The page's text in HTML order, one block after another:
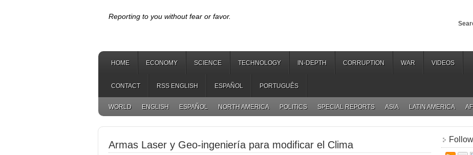
Reporting to you without fear or favor.
HOME ECONOMY SCIENCE TECHNOLOGY IN-DEPTH CORRUPTION WAR VIDEOS
CONTACT RSS ENGLISH ESPAÑOL PORTUGUÊS
WORLD ENGLISH ESPAÑOL NORTH AMERICA POLITICS SPECIAL REPORTS ASIA LATIN AMERICA
Armas Laser y Geo-ingeniería para modificar el Clima